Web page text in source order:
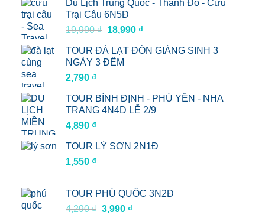
là:
31,990 ₫.
tại
30,990 ₫.
Du Lịch Trung Quốc - Thành Đô - Cửu
Trại Câu 6N5Đ
19,990₫ Giá
là:
19,990 ₫.
18,990 ₫Giá
tại
TOUR ĐÀ LẠT ĐÓN GIÁNG SINH 3
NGÀY 3 ĐÊM
2,790 ₫
TOUR BÌNH ĐỊNH - PHÚ YÊN - NHA
TRANG 4N4D LỄ 2/9
4,890 ₫
TOUR LÝ SƠN 2N1Đ
1,550 ₫
TOUR PHÚ QUỐC 3N2Đ
4,290₫ Giá
3,990 ₫Giá